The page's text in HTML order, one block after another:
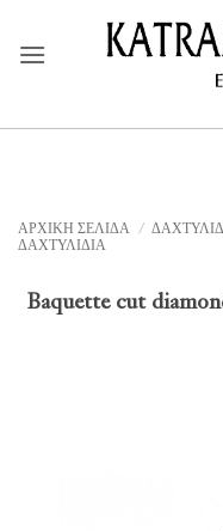
στο
ΑΡΧΙΚΉ ΣΕΛΊΔΑ /
ΔΑΧΤΥΛΙΔΙΑ
Baquette cut